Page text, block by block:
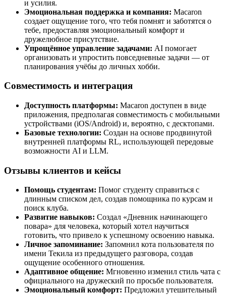
и усилия.
Эмоциональная поддержка и компания: Macaron
создает ощущение того, что тебя помнят и заботятся о
тебе, предоставляя эмоциональный комфорт и
дружелюбное присутствие.
Упрощённое управление задачами: AI помогает
организовать и упростить повседневные задачи — от
планирования учёбы до личных хобби.
Совместимость и интеграция
Доступность платформы: Macaron доступен в виде
приложения, предполагая совместимость с мобильными
устройствами (iOS/Android) и, вероятно, с десктопами.
Базовые технологии: Создан на основе продвинутой
внутренней платформы RL, использующей передовые
возможности AI и LLM.
Отзывы клиентов и кейсы
Помощь студентам: Помог студенту справиться с
длинным списком дел, создав помощника по курсам и
поиск клуба.
Развитие навыков: Создал «Дневник начинающего
повара» для человека, который хотел научиться
готовить, что привело к успешному освоению навыка.
Личное запоминание: Запомнил кота пользователя по
имени Текила из предыдущего разговора, создав
ощущение особенного отношения.
Адаптивное общение: Мгновенно изменил стиль чата с
официального на дружеский по просьбе пользователя.
Эмоциональный комфорт: Предложил утешительный